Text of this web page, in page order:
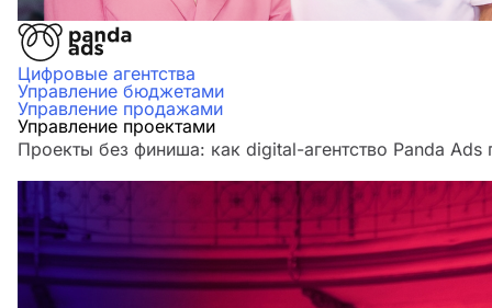
Цифровые агентства
Управление бюджетами
Управление продажами
Управление проектами
Проекты без финиша: как digital-агентство Panda Ads